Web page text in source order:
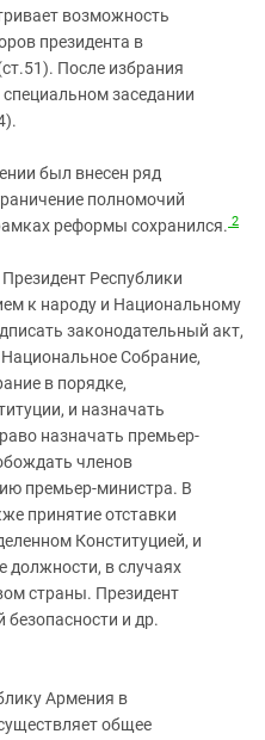
возможность
президента в
После избрания
заседании
был внесен ряд
полномочий
реформы сохранился. 2
Республики
к народу и Национальному
законодательный акт,
Национальное Собрание,
в порядке,
и назначать
назначать премьер-
членов
премьер-министра. В
принятие отставки
Конституцией, и
должности, в случаях
страны. Президент
и др.
Армения в
общее